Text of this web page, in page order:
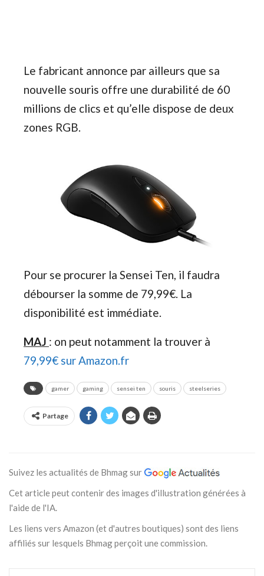
Le fabricant annonce par ailleurs que sa
nouvelle souris offre une durabilité de 60
millions de clics et qu’elle dispose de deux
zones RGB.
Pour se procurer la Sensei Ten, il faudra
débourser la somme de 79,99€. La
disponibilité est immédiate.
MAJ : on peut notamment la trouver à
79,99€ sur Amazon.fr
gamer gaming sensei ten souris steelseries
Partage
Suivez les actualités de Bhmag sur
Cet article peut contenir des images d'illustration générées à
l'aide de l'IA.
Les liens vers Amazon (et d'autres boutiques) sont des liens
affiliés sur lesquels Bhmag perçoit une commission.